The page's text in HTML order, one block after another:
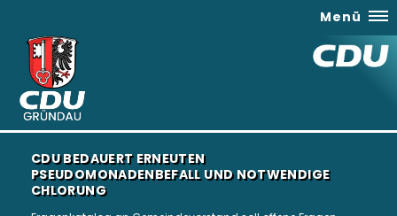
Menü
CDU BEDAUERT ERNEUTEN
PSEUDOMONADENBEFALL UND NOTWENDIGE
CHLORUNG